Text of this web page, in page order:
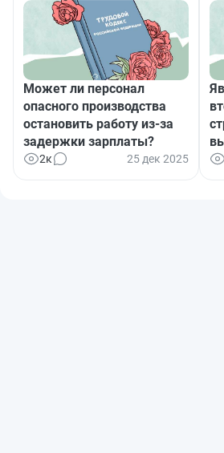
Может ли персонал
опасного производства
остановить работу из‑за
задержки зарплаты?
2к 25 дек 2025